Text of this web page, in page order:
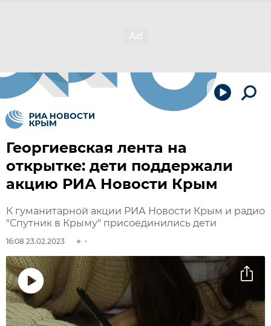
Георгиевская лента на
открытке: дети поддержали
акцию РИА Новости Крым
К гуманитарной акции РИА Новости Крым и радио
"Спутник в Крыму" присоединились дети
16:08 23.02.2023
Воспроизвести
видео